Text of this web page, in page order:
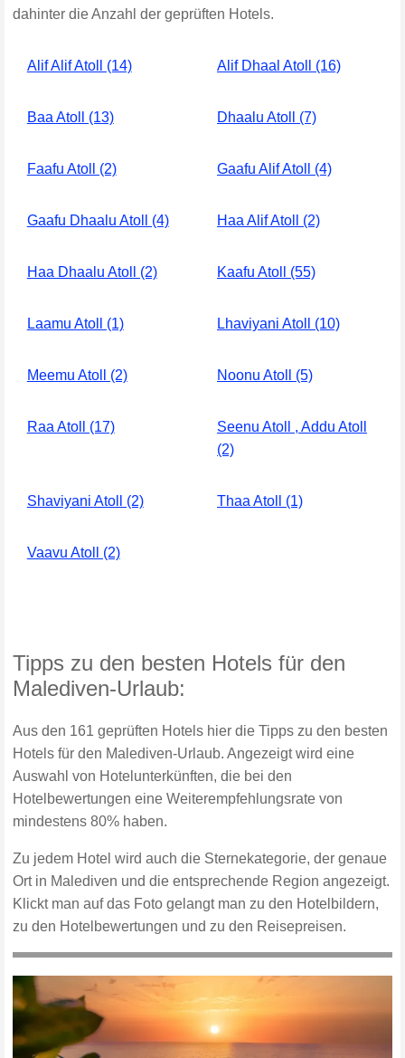
dahinter die Anzahl der geprüften Hotels.
Alif Alif Atoll (14) Alif Dhaal Atoll (16)
Baa Atoll (13) Dhaalu Atoll (7)
Faafu Atoll (2) Gaafu Alif Atoll (4)
Gaafu Dhaalu Atoll (4) Haa Alif Atoll (2)
Haa Dhaalu Atoll (2) Kaafu Atoll (55)
Laamu Atoll (1) Lhaviyani Atoll (10)
Meemu Atoll (2) Noonu Atoll (5)
Raa Atoll (17)
Seenu Atoll , Addu Atoll
(2)
Shaviyani Atoll (2) Thaa Atoll (1)
Vaavu Atoll (2)
Tipps zu den besten Hotels für den
Malediven-Urlaub:
Aus den 161 geprüften Hotels hier die Tipps zu den besten
Hotels für den Malediven-Urlaub. Angezeigt wird eine
Auswahl von Hotelunterkünften, die bei den
Hotelbewertungen eine Weiterempfehlungsrate von
mindestens 80% haben.
Zu jedem Hotel wird auch die Sternekategorie, der genaue
Ort in Malediven und die entsprechende Region angezeigt.
Klickt man auf das Foto gelangt man zu den Hotelbildern,
zu den Hotelbewertungen und zu den Reisepreisen.